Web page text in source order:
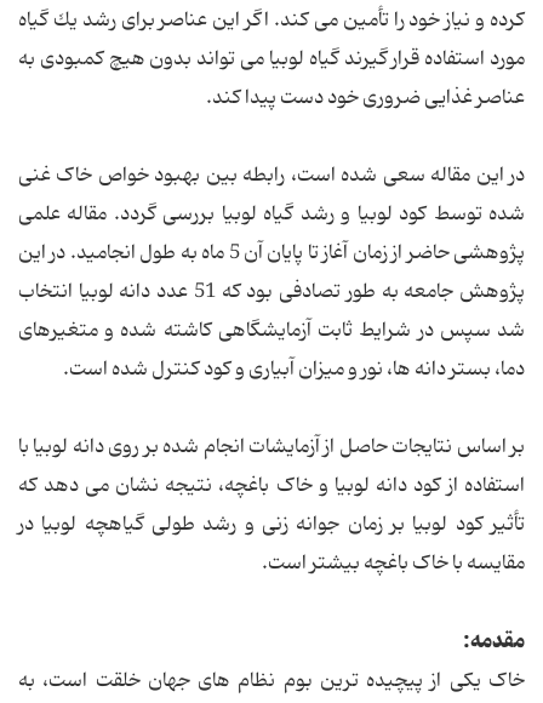
کرده و نیاز خود را تأمین می کند. اگر این عناصر برای رشد یك گیاه
مورد استفاده قرار گیرند گیاه لوبیا می تواند بدون هیچ کمبودی به
عناصر غذایی ضروری خود دست پیدا کند.
در این مقاله سعی شده است، رابطه بین بهبود خواص خاک غنی
شده توسط کود لوبیا و رشد گیاه لوبیا بررسی گردد. مقاله علمی
پژوهشی حاضر از زمان آغاز تا پایان آن 5 ماه به طول انجامید. در این
پژوهش جامعه به طور تصادفی بود که 51 عدد دانه لوبیا انتخاب
شد سپس در شرایط ثابت آزمایشگاهی کاشته شده و متغیرهای
دما، بستر دانه ها، نور و میزان آبیاری و کود کنترل شده است.
بر اساس نتایجات حاصل از آزمایشات انجام شده بر روی دانه لوبیا با
استفاده از کود دانه لوبیا و خاک باغچه، نتیجه نشان می دهد که
تأثیر کود لوبیا بر زمان جوانه زنی و رشد طولی گیاهچه لوبیا در
مقایسه با خاک باغچه بیشتر است.
مقدمه:
خاک یکی از پیچیده ترین بوم نظام های جهان خلقت است، به